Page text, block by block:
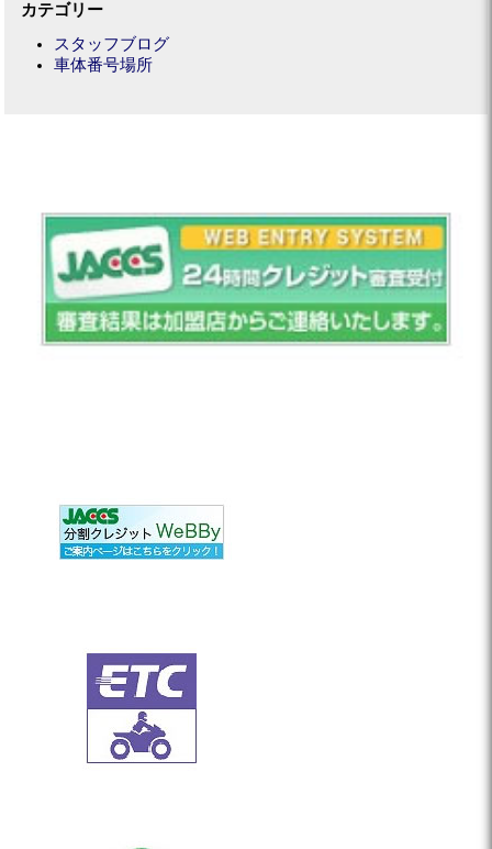
カテゴリー
スタッフブログ
車体番号場所